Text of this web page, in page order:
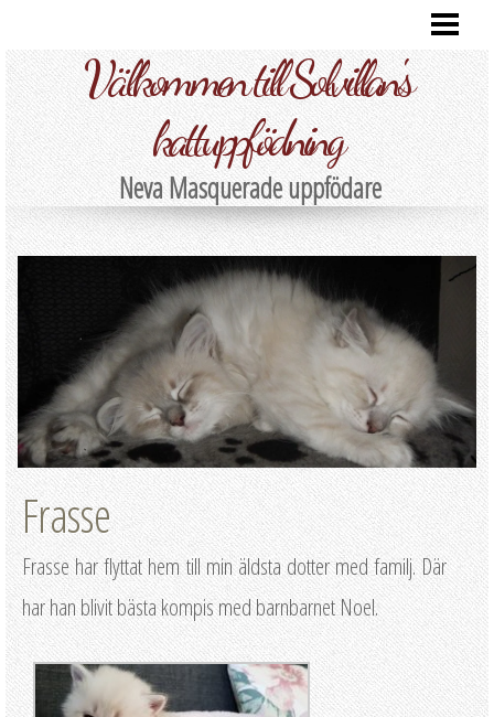
VÅRA KATTER
FOTO
KULLAR
INFORMATION
KONTAKT
Välkommen till Solvillan's
kattuppfödning
Neva Masquerade uppfödare
Frasse
Frasse har flyttat hem till min äldsta dotter med familj. Där
har han blivit bästa kompis med barnbarnet Noel.